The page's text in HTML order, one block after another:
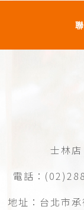
士林店
電話：
地址：台北市